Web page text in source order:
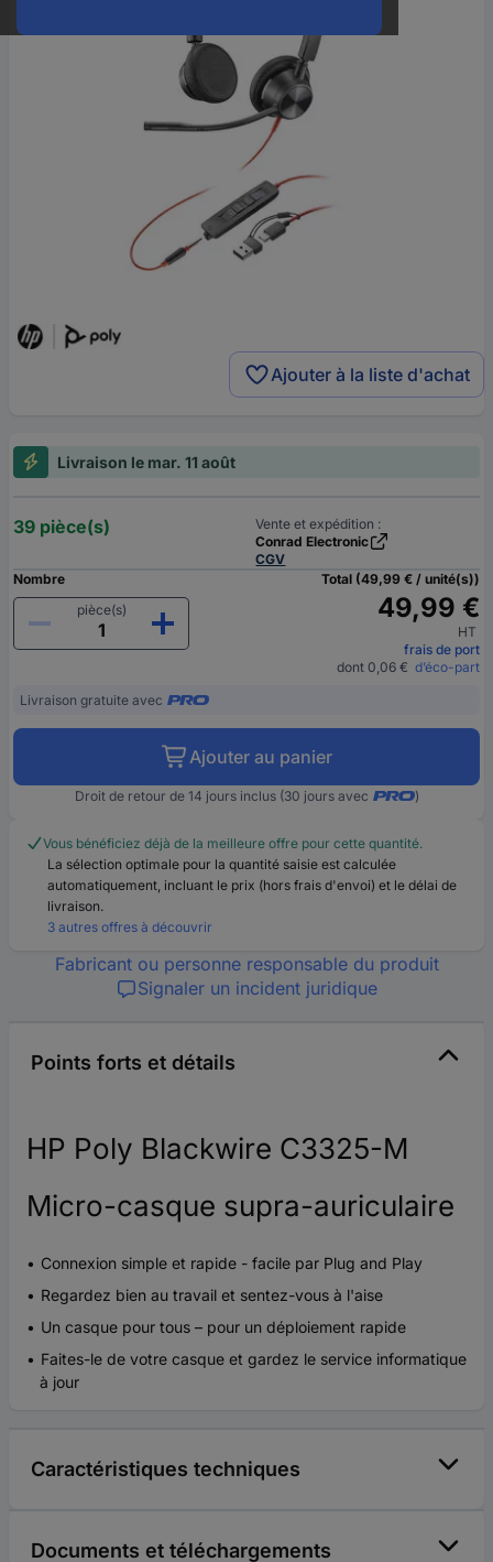
Ajouter à la liste d'achat
Livraison le mar. 11 août
39 pièce(s)
Vente et expédition :
Conrad Electronic
CGV
Nombre
pièce(s)
Total (49,99 € / unité(s))
49,99 €
HT
frais de port
dont 0,06 € d’éco-part
Livraison gratuite avec
Ajouter au panier
Droit de retour de 14 jours inclus (30 jours avec )
Vous bénéficiez déjà de la meilleure offre pour cette quantité.
La sélection optimale pour la quantité saisie est calculée
automatiquement, incluant le prix (hors frais d'envoi) et le délai de
livraison.
3 autres offres à découvrir
Fabricant ou personne responsable du produit
Signaler un incident juridique
Points forts et détails
HP Poly Blackwire C3325-M
Micro-casque supra-auriculaire
Connexion simple et rapide - facile par Plug and Play
Regardez bien au travail et sentez-vous à l'aise
Un casque pour tous – pour un déploiement rapide
Faites-le de votre casque et gardez le service informatique
à jour
Caractéristiques techniques
Documents et téléchargements